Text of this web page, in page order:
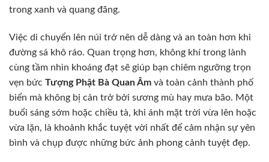
trong xanh và quang đãng.
Việc di chuyển lên núi trở nên dễ dàng và an toàn hơn khi
đường sá khô ráo. Quan trọng hơn, không khí trong lành
cùng tầm nhìn khoáng đạt sẽ giúp bạn chiêm ngưỡng trọn
vẹn bức Tượng Phật Bà Quan Âm và toàn cảnh thành phố
biển mà không bị cản trở bởi sương mù hay mưa bão. Một
buổi sáng sớm hoặc chiều tà, khi ánh mặt trời vừa lên hoặc
vừa lặn, là khoảnh khắc tuyệt vời nhất để cảm nhận sự yên
bình và chụp được những bức ảnh phong cảnh tuyệt đẹp.